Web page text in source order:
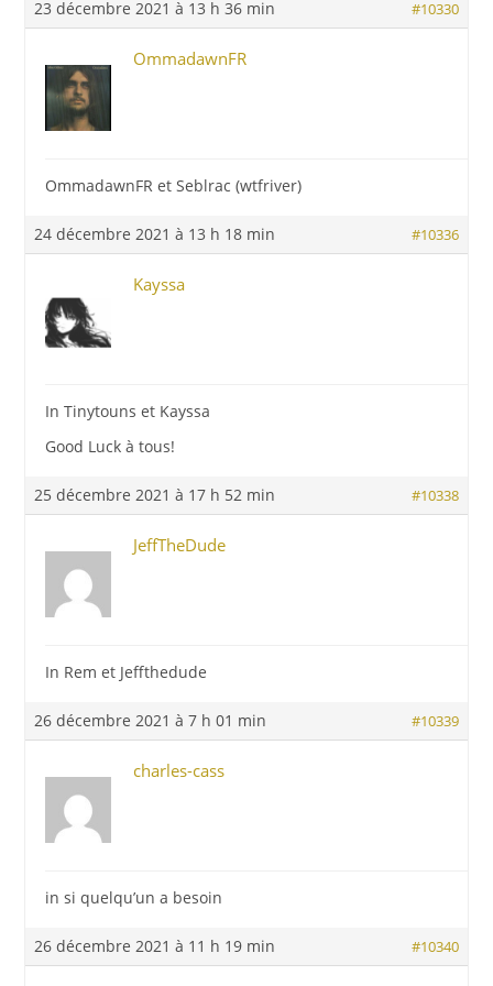
23 décembre 2021 à 13 h 36 min #10330
OmmadawnFR
OmmadawnFR et Seblrac (wtfriver)
24 décembre 2021 à 13 h 18 min #10336
Kayssa
In Tinytouns et Kayssa
Good Luck à tous!
25 décembre 2021 à 17 h 52 min #10338
JeffTheDude
In Rem et Jeffthedude
26 décembre 2021 à 7 h 01 min #10339
charles-cass
in si quelqu’un a besoin
26 décembre 2021 à 11 h 19 min #10340